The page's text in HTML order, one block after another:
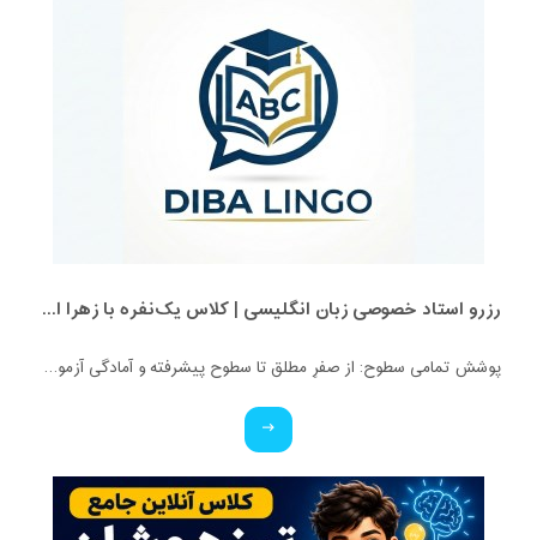
رزرو استاد خصوصی زبان انگلیسی | کلاس یک‌نفره با زهرا اسفندیاری + مشاوره رایگان
پوشش تمامی سطوح: از صفرِ مطلق تا سطوح پیشرفته و آمادگی آزمون‌ها. ✅ ویژه تمامی پایه‌ها: کلاس‌های اختصاصی برای کودکان، نوجوانان و بزرگسالان. ✅ بستر آموزشی حرفه‌ای: برگزاری کلاس‌ها در محیط تعاملی اسکای‌روم (Skyroom) و بیگ‌بلو‌باتن (BBB) (بدون نیاز به نصب برنامه و با محیطی کاملاً فارسی و ساده). ✅ تضمین کیفیت: مدرس دوره، کارشناس آموزش زبان انگلیسی و متخصص متدهای نوین تدریس. ✅ قیمت استثنایی: هدف ما عدالت آموزشیه، پس با کمترین هزینه، بهترین کیفیت رو تجربه کنید!